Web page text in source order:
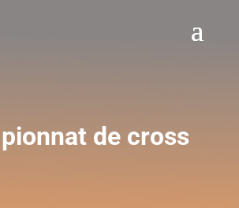
de cross